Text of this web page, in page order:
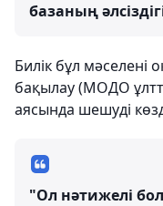
базаның
Билік бұл мәселені
бақылау (MOДО
аясында шешуді
"Ол нәтижелі